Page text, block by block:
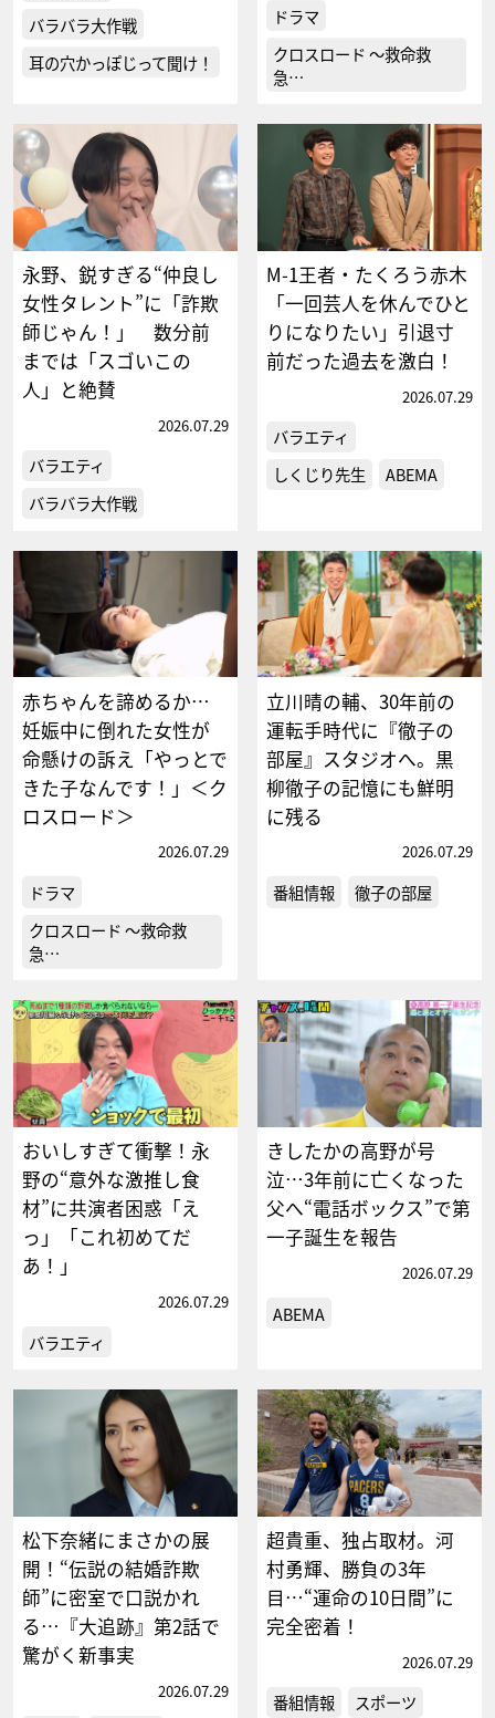
バラバラ大作戦
耳の穴かっぽじって聞け！
ドラマ
クロスロード ～救命救
急…
永野、鋭すぎる“仲良し
女性タレント”に「詐欺
師じゃん！」 数分前
までは「スゴいこの
人」と絶賛
2026.07.29
バラエティ
バラバラ大作戦
M-1王者・たくろう赤木
「一回芸人を休んでひと
りになりたい」引退寸
前だった過去を激白！
2026.07.29
バラエティ
しくじり先生
ABEMA
赤ちゃんを諦めるか…
妊娠中に倒れた女性が
命懸けの訴え「やっとで
きた子なんです！」＜ク
ロスロード＞
2026.07.29
ドラマ
クロスロード ～救命救
急…
立川晴の輔、30年前の
運転手時代に『徹子の
部屋』スタジオへ。黒
柳徹子の記憶にも鮮明
に残る
2026.07.29
番組情報 徹子の部屋
おいしすぎて衝撃！永
野の“意外な激推し食
材”に共演者困惑「え
っ」「これ初めてだ
あ！」
2026.07.29
バラエティ
きしたかの高野が号
泣…3年前に亡くなった
父へ“電話ボックス”で第
一子誕生を報告
2026.07.29
ABEMA
松下奈緒にまさかの展
開！“伝説の結婚詐欺
師”に密室で口説かれ
る…『大追跡』第2話で
驚がく新事実
2026.07.29
超貴重、独占取材。河
村勇輝、勝負の3年
目…“運命の10日間”に
完全密着！
2026.07.29
番組情報 スポーツ